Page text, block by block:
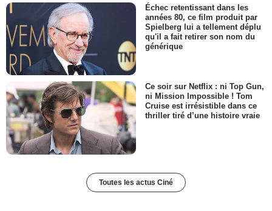
Échec retentissant dans les
années 80, ce film produit par
Spielberg lui a tellement déplu
qu'il a fait retirer son nom du
générique
Ce soir sur Netflix : ni Top Gun,
ni Mission Impossible ! Tom
Cruise est irrésistible dans ce
thriller tiré d’une histoire vraie
Toutes les actus Ciné